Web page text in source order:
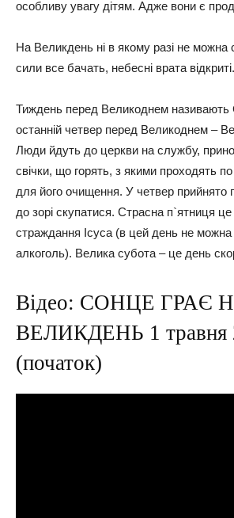
особливу увагу дітям. Адже вони є
На Великдень ні в якому разі не можна
сили все бачать, небесні врата відкриті.
Тиждень перед Великоднем
останній четвер перед Великоднем –
Люди йдуть до церкви на службу,
свічки, що горять, з якими проходять
для його очищення. У четвер прийнято
до зорі скупатися. Страсна п`ятниця
страждання Ісуса (в цей день не можна
алкоголь). Велика субота – це день
Відео: СОНЦЕ ГРАЄ
ВЕЛИКДЕНЬ 1 травня
(початок)